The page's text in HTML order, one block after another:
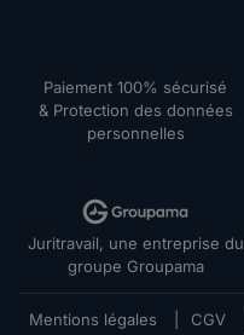
Paiement 100% sécurisé
& Protection des données
personnelles
Juritravail, une entreprise du
groupe Groupama
Mentions légales CGV